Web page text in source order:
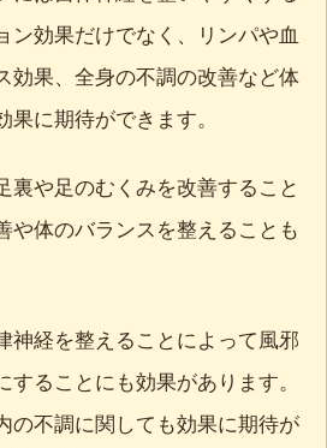
ン効果だけでなく、リンパや血
効果、全身の不調の改善など体
に期待ができます。
裏や足のむくみを改善すること
や体のバランスを整えることも
神経を整えることによって風邪
することにも効果があります。
の不調に関しても効果に期待が